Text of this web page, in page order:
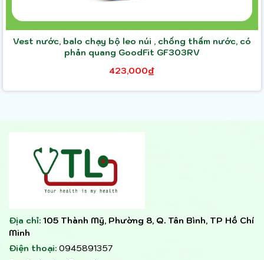
Vest nước, balo chạy bộ leo núi , chống thấm nước, có
phản quang GoodFit GF303RV
423,000₫
Địa chỉ: 105 Thành Mỹ, Phường 8, Q. Tân Bình, TP Hồ Chí
Minh
Điện thoại: 0945891357